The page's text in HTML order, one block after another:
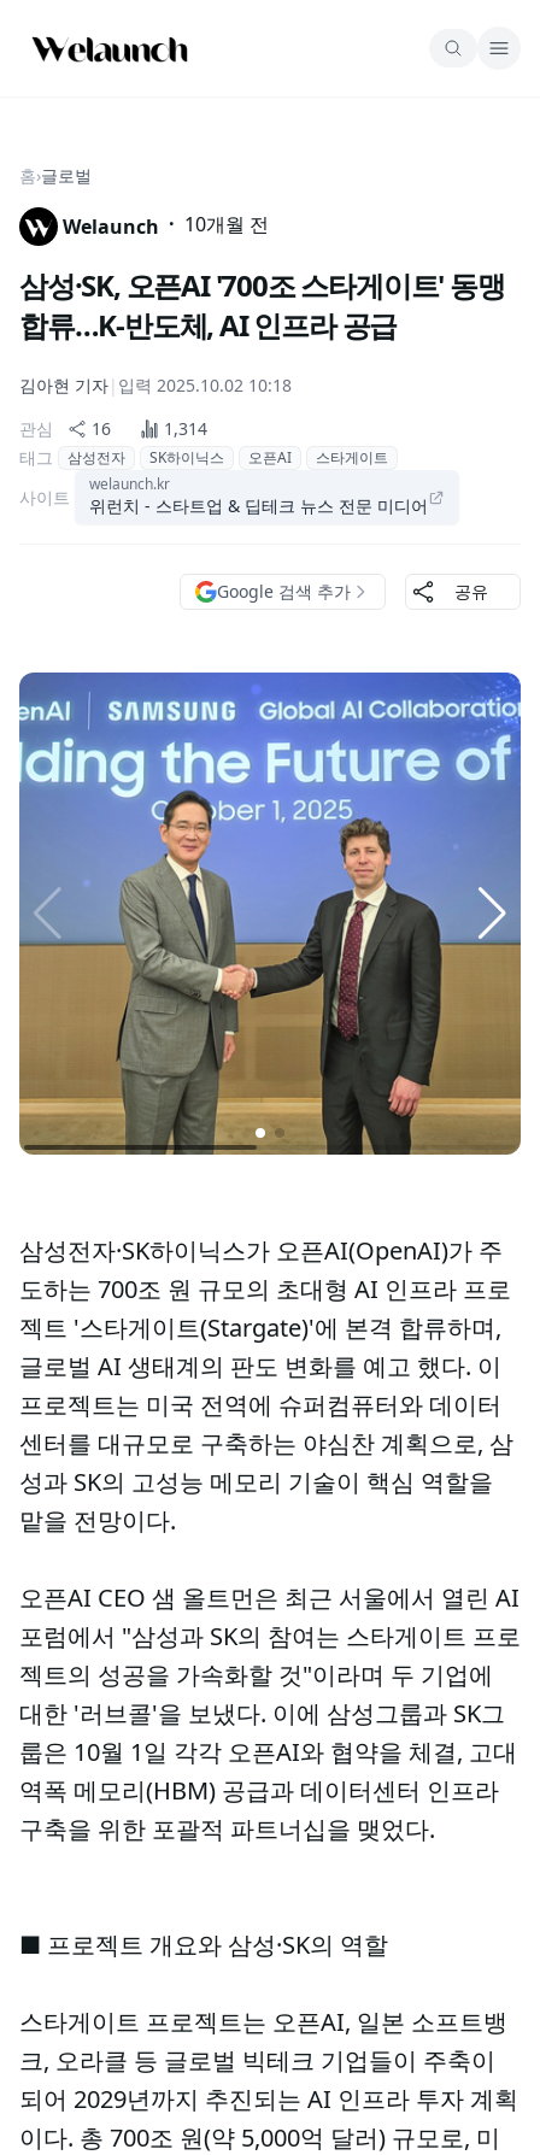
홈›글로벌
Welaunch · 10개월 전
삼성·SK, 오픈AI '700조 스타게이트' 동맹
합류…K-반도체, AI 인프라 공급
김아현 기자| 입력 2025.10.02 10:18
관심
16
1,314
태그
삼성전자 SK하이닉스 오픈AI 스타게이트
사이트
welaunch.kr
위런치 - 스타트업 & 딥테크 뉴스 전문 미디어
Google 검색 추가 공유
삼성전자·SK하이닉스가 오픈AI(OpenAI)가 주
도하는 700조 원 규모의 초대형 AI 인프라 프로
젝트 '스타게이트(Stargate)'에 본격 합류하며,
글로벌 AI 생태계의 판도 변화를 예고 했다. 이
프로젝트는 미국 전역에 슈퍼컴퓨터와 데이터
센터를 대규모로 구축하는 야심찬 계획으로, 삼
성과 SK의 고성능 메모리 기술이 핵심 역할을
맡을 전망이다.
오픈AI CEO 샘 올트먼은 최근 서울에서 열린 AI
포럼에서 "삼성과 SK의 참여는 스타게이트 프로
젝트의 성공을 가속화할 것"이라며 두 기업에
대한 '러브콜'을 보냈다. 이에 삼성그룹과 SK그
룹은 10월 1일 각각 오픈AI와 협약을 체결, 고대
역폭 메모리(HBM) 공급과 데이터센터 인프라
구축을 위한 포괄적 파트너십을 맺었다.
■ 프로젝트 개요와 삼성·SK의 역할
스타게이트 프로젝트는 오픈AI, 일본 소프트뱅
크, 오라클 등 글로벌 빅테크 기업들이 주축이
되어 2029년까지 추진되는 AI 인프라 투자 계획
이다. 총 700조 원(약 5,000억 달러) 규모로, 미